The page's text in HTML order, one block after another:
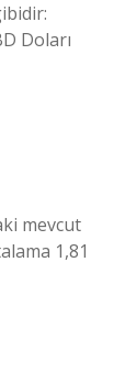
Doları
mevcut
1,81